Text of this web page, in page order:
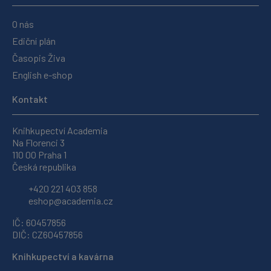
O nás
Ediční plán
Časopis Živa
English e-shop
Kontakt
Knihkupectví Academia
Na Florenci 3
110 00 Praha 1
Česká republika
+420 221 403 858
eshop@academia.cz
IČ: 60457856
DIČ: CZ60457856
Knihkupectví a kavárna